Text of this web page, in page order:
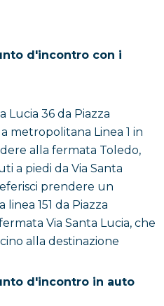
d'incontro con i
Lucia 36 da Piazza
metropolitana Linea 1 in
alla fermata Toledo,
a piedi da Via Santa
prendere un
151 da Piazza
Via Santa Lucia, che
alla destinazione
d'incontro in auto